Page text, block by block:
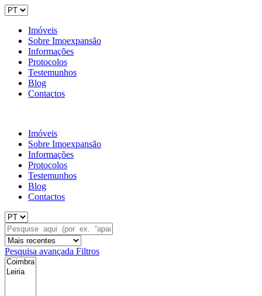
Imóveis
Sobre Imoexpansão
Informações
Protocolos
Testemunhos
Blog
Contactos
Imóveis
Sobre Imoexpansão
Informações
Protocolos
Testemunhos
Blog
Contactos
Pesquisa avançada Filtros